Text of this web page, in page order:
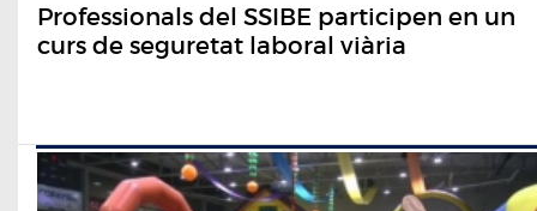
Professionals del SSIBE participen en un
curs de seguretat laboral viària